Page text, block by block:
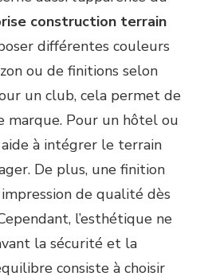
construction terrain
différentes couleurs
ou de finitions selon
un club, cela permet de
marque. Pour un hôtel ou
aide à intégrer le terrain
De plus, une finition
de qualité dès
l’esthétique ne
la sécurité et la
consiste à choisir